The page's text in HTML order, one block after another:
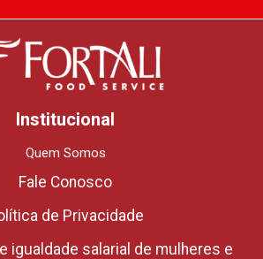
Institucional
Quem Somos
Fale Conosco
de Privacidade
igualdade salarial de mulheres e